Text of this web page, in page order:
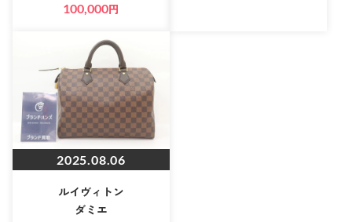
100,000円
2025.08.06
ルイヴィトン
ダミエ